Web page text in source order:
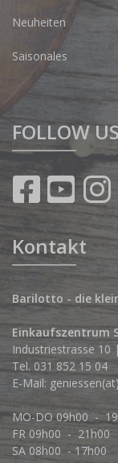
Neuheiten
Saisonales
FOLLOW US
Kontakt
Barilotto - die
Einkaufszentrum
Industriestrasse 10
Tel. 031 852 15 04
E-Mail:
MO-DO 09h00 -
FR 09h00 - 21h00
SA 08h00 - 17h00